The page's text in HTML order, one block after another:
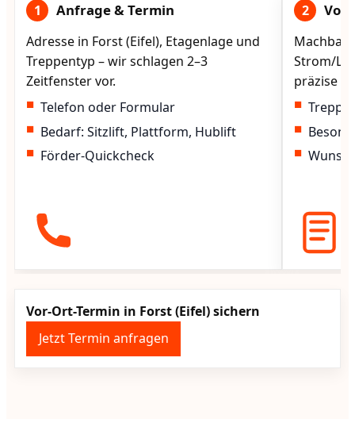
1 Anfrage & Termin
Adresse in Forst (Eifel), Etagenlage und
Treppentyp – wir schlagen 2–3
Zeitfenster vor.
Telefon oder Formular
Bedarf: Sitzlift, Plattform, Hublift
Förder-Quickcheck
2
Strom/
präzise
Vor-Ort-Termin in Forst (Eifel) sichern
Jetzt Termin anfragen